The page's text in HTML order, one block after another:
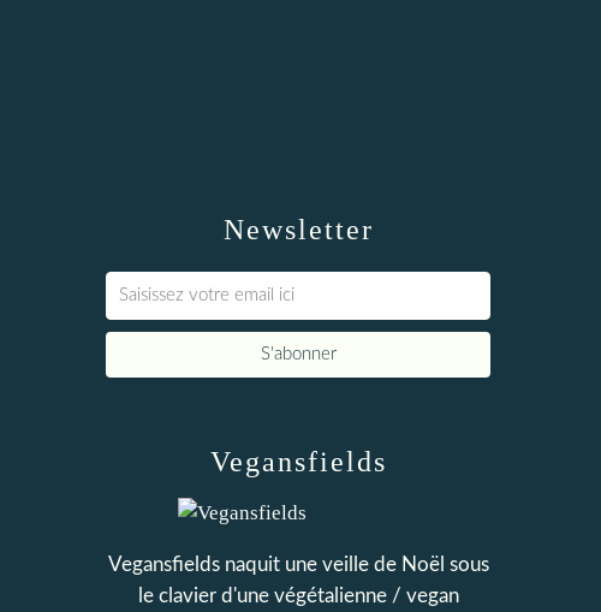
Newsletter
Vegansfields
Vegansfields naquit une veille de Noël sous
le clavier d'une végétalienne / vegan